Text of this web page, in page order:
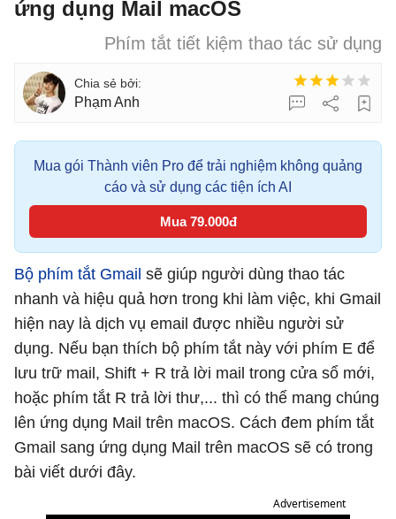
ứng dụng Mail macOS
Phím tắt tiết kiệm thao tác sử dụng
Phạm Anh
Mua gói Thành viên Pro để trải nghiệm không quảng
cáo và sử dụng các tiện ích AI
Mua 79.000đ
Bộ phím tắt Gmail sẽ giúp người dùng thao tác
nhanh và hiệu quả hơn trong khi làm việc, khi Gmail
hiện nay là dịch vụ email được nhiều người sử
dụng. Nếu bạn thích bộ phím tắt này với phím E để
lưu trữ mail, Shift + R trả lời mail trong cửa sổ mới,
hoặc phím tắt R trả lời thư,... thì có thể mang chúng
lên ứng dụng Mail trên macOS. Cách đem phím tắt
Gmail sang ứng dụng Mail trên macOS sẽ có trong
bài viết dưới đây.
Advertisement